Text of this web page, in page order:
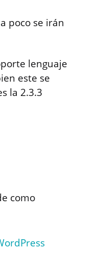
poco se irán
lenguaje
este se
la 2.3.3
como